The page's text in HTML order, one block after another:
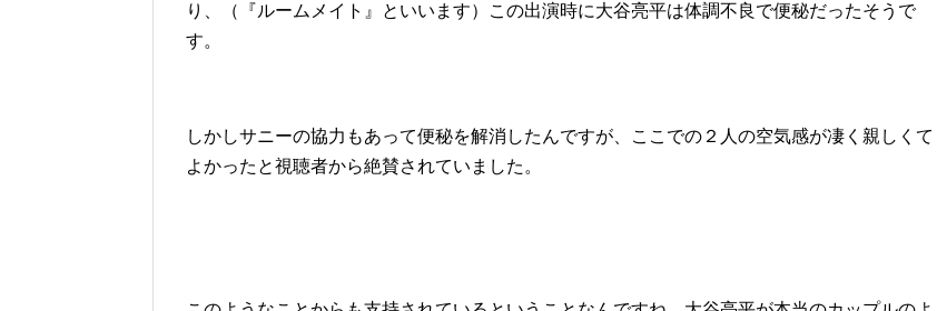
り、（『ルームメイト』といいます）この出演時に大谷亮平は体調不良で便秘だったそうで
す。
しかしサニーの協力もあって便秘を解消したんですが、ここでの２人の空気感が凄く親しくて
よかったと視聴者から絶賛されていました。